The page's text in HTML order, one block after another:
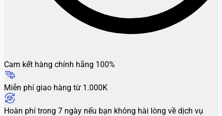
Cam kết hàng chính hãng 100%
Miễn phí giao hàng từ 1.000K
Hoàn phí trong 7 ngày nếu bạn không hài lòng về dịch vụ